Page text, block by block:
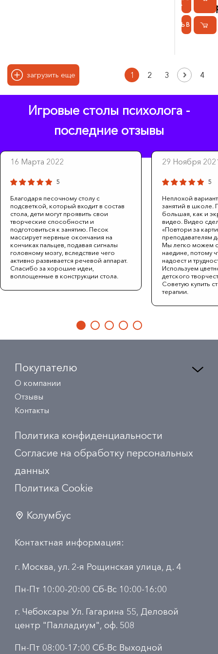
КУПИТЬ В 1 КЛИК
КУПИТЬ В 1 КЛИК
61 590
КУПИТЬ В 1 КЛИК
загрузить еще 1 2 3 4
Игровые столы психолога -
последние отзывы
16 Марта 2022
5
Благодаря песочному столу с
подсветкой, который входит в состав
стола, дети могут проявить свои
творческие способности и
подготовиться к занятию. Песок
массирует нервные окончания на
кончиках пальцев, подавая сигналы
головному мозгу, вследствие чего
активно развивается речевой аппарат.
Спасибо за хорошие идеи,
воплощенные в конструкции стола.
29 Ноября
5
Неплохой
занятий в школе.
большая, как и
видео. Видео
«Повтори за
преподавателям
Мы легко можем
наедине, потому
надоест и
Используем
детского
Советую купить
терапии.
Покупателю
О компании
Отзывы
Контакты
Политика конфиденциальности
Согласие на обработку персональных
данных
Политика Сookie
Колумбус
Контактная информация:
г. Москва, ул. 2-я Рощинская улица, д. 4
Пн-Пт 10:00-20:00 Сб-Вс 10:00-16:00
г. Чебоксары Ул. Гагарина 55, Деловой
центр "Палладиум", оф. 508
Пн-Пт 08:00-17:00 Сб-Вс Выходной